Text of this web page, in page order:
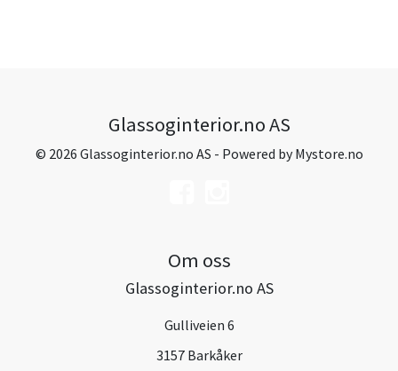
Glassoginterior.no AS
© 2026 Glassoginterior.no AS - Powered byMystore.no
Om oss
Glassoginterior.no AS
Gulliveien 6
3157 Barkåker